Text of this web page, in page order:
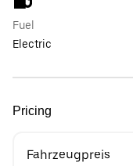
Fuel
Electric
Pricing
Fahrzeugpreis